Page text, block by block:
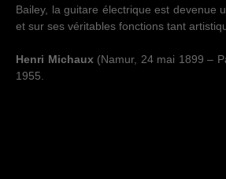
Bailey, la guitare électrique est devenue
et sur ses véritables fonctions tant
Henri Michaux (Namur, 24 mai 1899 –
1955.